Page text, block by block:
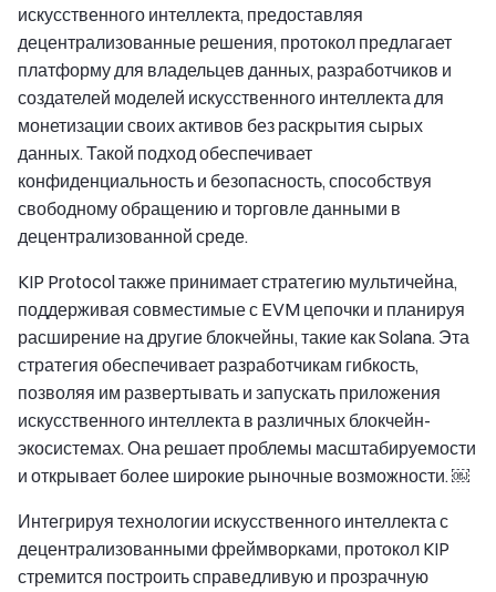
искусственного интеллекта, предоставляя
децентрализованные решения, протокол предлагает
платформу для владельцев данных, разработчиков и
создателей моделей искусственного интеллекта для
монетизации своих активов без раскрытия сырых
данных. Такой подход обеспечивает
конфиденциальность и безопасность, способствуя
свободному обращению и торговле данными в
децентрализованной среде.
KIP Protocol также принимает стратегию мультичейна,
поддерживая совместимые с EVM цепочки и планируя
расширение на другие блокчейны, такие как Solana. Эта
стратегия обеспечивает разработчикам гибкость,
позволяя им развертывать и запускать приложения
искусственного интеллекта в различных блокчейн-
экосистемах. Она решает проблемы масштабируемости
и открывает более широкие рыночные возможности. ￼
Интегрируя технологии искусственного интеллекта с
децентрализованными фреймворками, протокол KIP
стремится построить справедливую и прозрачную